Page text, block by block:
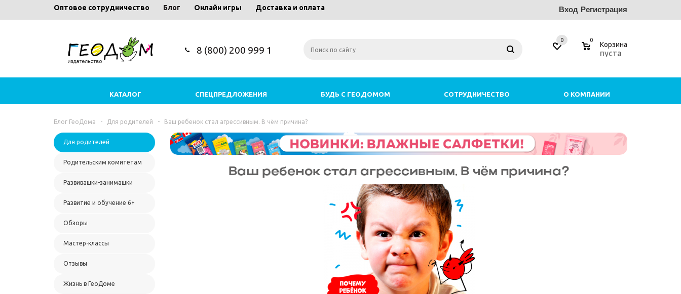
Оптовое сотрудничество Блог Онлайн игры Доставка и оплата Вход Регистрация
8 (800) 200 999 1
0 0
Корзина
пуста
КАТАЛОГ СПЕЦПРЕДЛОЖЕНИЯ БУДЬ С ГЕОДОМОМ СОТРУДНИЧЕСТВО О КОМПАНИИ
Блог ГеоДома - Для родителей - Ваш ребенок стал агрессивным. В чём причина?
Для родителей
Родительским комитетам
Развивашки-занимашки
Развитие и обучение 6+
Обзоры
Мастер-классы
Отзывы
Жизнь в ГеоДоме
Ваш ребенок стал агрессивным. В чём причина?